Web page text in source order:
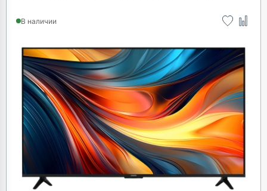
В наличии